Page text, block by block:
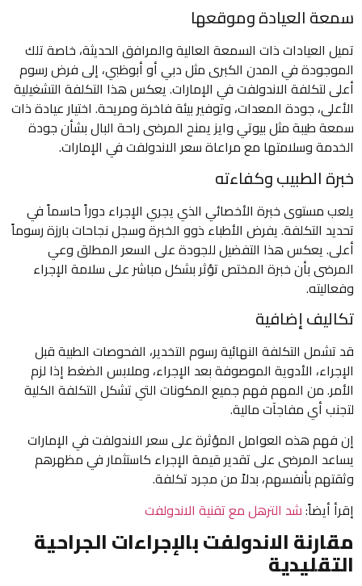
سمعة العيادة وموقعها
تميل العيادات ذات السمعة العالية والمرافق الحديثة، خاصة تلك
الموجودة في المدن الكبرى مثل دبي أو أبوظبي، إلى فرض رسوم
أعلى لتكلفة الاندولفت في الإمارات. يعكس هذا التكلفة التشغيلية
الأعلى، جودة المعدات، وتوفير بيئة فاخرة ومريحة. اختيار عيادة ذات
سمعة طيبة مثل بيوتي وايز يمنح المرضى راحة البال بشأن جودة
الخدمة وسلامتها مع مراعاة سعر الاندولفت في الإمارات.
خبرة الطبيب وكفاءته
يلعب مستوى خبرة الأخصائي الذي يجري الإجراء دوراً حاسماً في
تحديد التكلفة. يفرض الأطباء ذوو الخبرة وسجل نجاحات بارزة رسوماً
أعلى. يعكس هذا التفضيل للجودة على السعر المطلق وعي
المرضى بأن خبرة المختص تؤثر بشكل مباشر على سلامة الإجراء
وفعاليته.
تكاليف إضافية
قد تشمل التكلفة النهائية رسوم التخدير، الفحوصات الطبية قبل
الإجراء، الأدوية الموصوفة بعد الإجراء، وملابس الضغط إذا لزم
الأمر. من المهم فهم جميع المكونات التي تشكل التكلفة الكلية
لتجنب أي مفاجآت مالية.
إن فهم هذه العوامل المؤثرة على سعر الاندولفت في الإمارات
يساعد المرضى على تقدير قيمة الإجراء كاستثمار في مظهرهم
وثقتهم بأنفسهم، بدلاً من مجرد تكلفة.
إقرأ أيضاً:شد الترهل مع تقنية الاندولفت
مقارنة الاندولفت بالإجراءات الجراحية
التقليدية